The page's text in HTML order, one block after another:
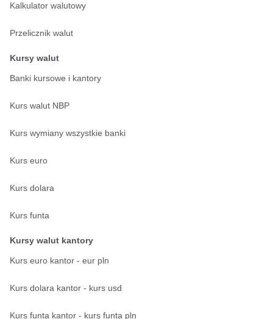
Kalkulator walutowy
Przelicznik walut
Kursy walut
Banki kursowe i kantory
Kurs walut NBP
Kurs wymiany wszystkie banki
Kurs euro
Kurs dolara
Kurs funta
Kursy walut kantory
Kurs euro kantor - eur pln
Kurs dolara kantor - kurs usd
Kurs funta kantor - kurs funta pln